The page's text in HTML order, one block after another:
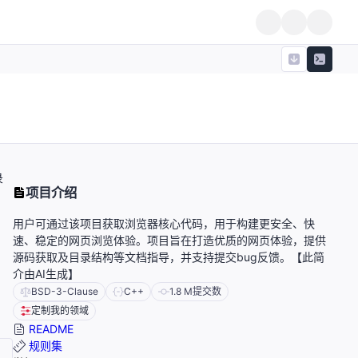
项目介绍
用户可通过该项目获取浏览器核心代码，用于构建更安全、快
速、稳定的网页浏览体验。项目旨在打造优质的网页体验，提供
源码获取及目录结构等文档指导，并支持提交bug反馈。【此简
介由AI生成】
BSD-3-Clause C++ 1.8 M提交数
定制我的领域
README
规则集